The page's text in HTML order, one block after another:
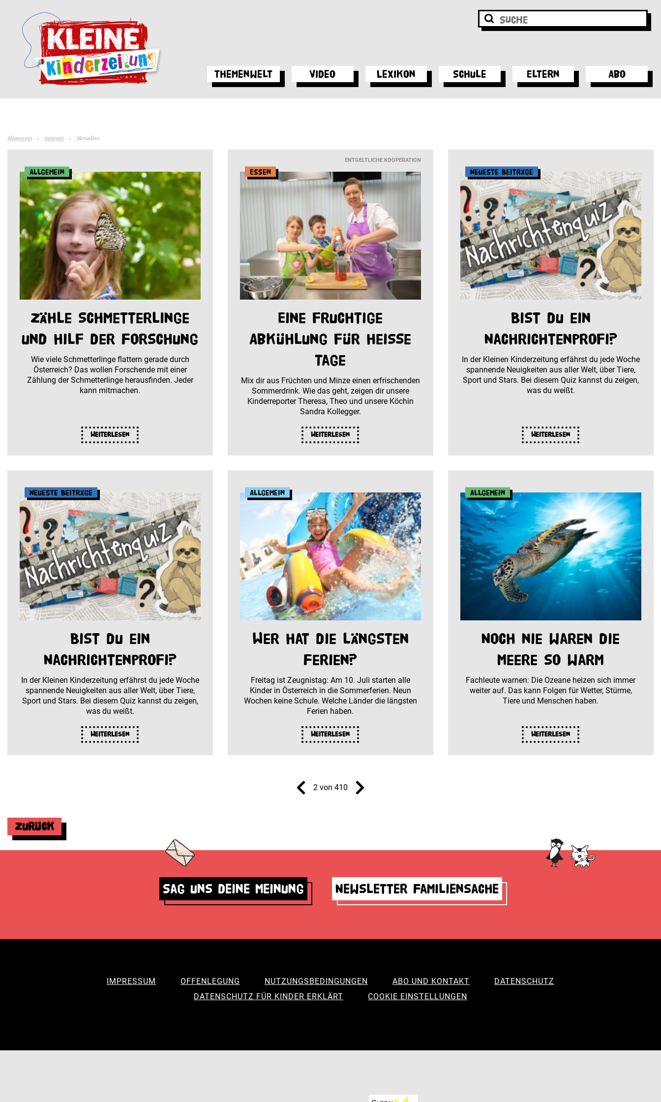
Themenwelt Video Lexikon Schule Eltern Abo
Allgemein ► Internet ► Aktuelles
Allgemein
Zähle Schmetterlinge
und hilf der Forschung
Wie viele Schmetterlinge flattern gerade durch
Österreich? Das wollen Forschende mit einer
Zählung der Schmetterlinge herausfinden. Jeder
kann mitmachen.
Weiterlesen
ENTGELTLICHE KOOPERATION
Essen
Eine fruchtige
Abkühlung für heiße
Tage
Mix dir aus Früchten und Minze einen erfrischenden
Sommerdrink. Wie das geht, zeigen dir unsere
Kinderreporter Theresa, Theo und unsere Köchin
Sandra Kollegger.
Weiterlesen
Neueste Beiträge
Bist du ein
Nachrichtenprofi?
In der Kleinen Kinderzeitung erfährst du jede Woche
spannende Neuigkeiten aus aller Welt, über Tiere,
Sport und Stars. Bei diesem Quiz kannst du zeigen,
was du weißt.
Weiterlesen
Neueste Beiträge
Bist du ein
Nachrichtenprofi?
In der Kleinen Kinderzeitung erfährst du jede Woche
spannende Neuigkeiten aus aller Welt, über Tiere,
Sport und Stars. Bei diesem Quiz kannst du zeigen,
was du weißt.
Weiterlesen
Allgemein
Wer hat die längsten
Ferien?
Freitag ist Zeugnistag: Am 10. Juli starten alle
Kinder in Österreich in die Sommerferien. Neun
Wochen keine Schule. Welche Länder die längsten
Ferien haben.
Weiterlesen
Allgemein
Noch nie waren die
Meere so warm
Fachleute warnen: Die Ozeane heizen sich immer
weiter auf. Das kann Folgen für Wetter, Stürme,
Tiere und Menschen haben.
Weiterlesen
2 von 410
Zurück
Sag uns deine Meinung Newsletter Familiensache
IMPRESSUM OFFENLEGUNG NUTZUNGSBEDINGUNGEN ABO UND KONTAKT
DATENSCHUTZ
DATENSCHUTZ FÜR KINDER ERKLÄRT
COOKIE EINSTELLUNGEN